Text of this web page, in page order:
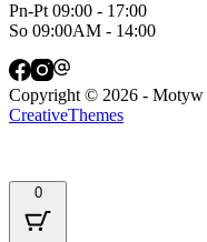
Pn-Pt 09:00 - 17:00
So 09:00AM - 14:00
Copyright © 2026 - Motyw
CreativeThemes
0